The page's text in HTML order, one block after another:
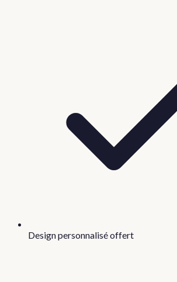
Design personnalisé offert